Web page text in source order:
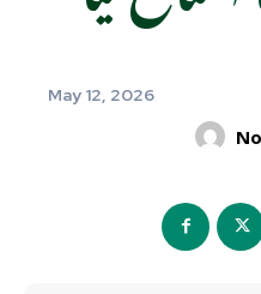
May 12, 2026